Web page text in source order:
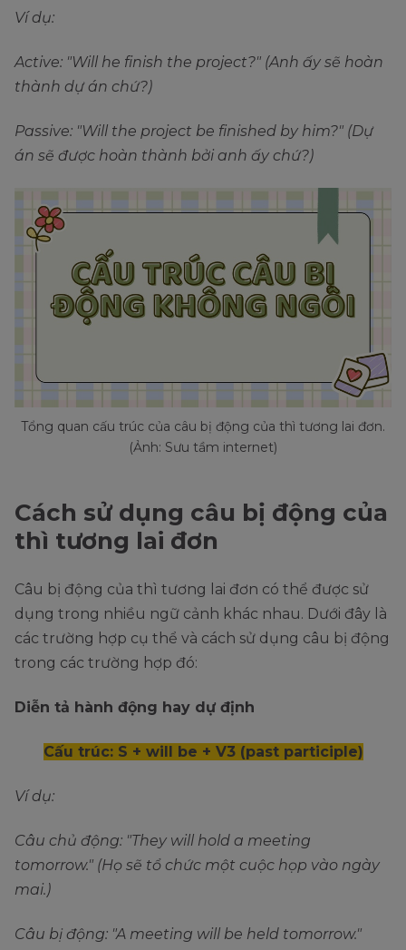
Ví dụ:
Active: "Will he finish the project?" (Anh ấy sẽ hoàn
thành dự án chứ?)
Passive: "Will the project be finished by him?" (Dự
án sẽ được hoàn thành bởi anh ấy chứ?)
Tổng quan cấu trúc của câu bị động của thì tương lai đơn.
(Ảnh: Sưu tầm internet)
Cách sử dụng câu bị động của
thì tương lai đơn
Câu bị động của thì tương lai đơn có thể được sử
dụng trong nhiều ngữ cảnh khác nhau. Dưới đây là
các trường hợp cụ thể và cách sử dụng câu bị động
trong các trường hợp đó:
Diễn tả hành động hay dự định
Cấu trúc: S + will be + V3 (past participle)
Ví dụ:
Câu chủ động: "They will hold a meeting
tomorrow." (Họ sẽ tổ chức một cuộc họp vào ngày
mai.)
Câu bị động: "A meeting will be held tomorrow."